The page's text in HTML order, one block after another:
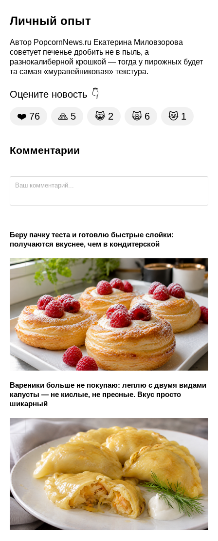
Личный опыт
Автор PopcornNews.ru Екатерина Миловзорова
советует печенье дробить не в пыль, а
разнокалиберной крошкой — тогда у пирожных будет
та самая «муравейниковая» текстура.
Оцените новость
❤️ 76 🙏 5 😹 2 🙀 6 😿 1
Комментарии
Беру пачку теста и готовлю быстрые слойки:
получаются вкуснее, чем в кондитерской
Вареники больше не покупаю: леплю с двумя видами
капусты — не кислые, не пресные. Вкус просто
шикарный